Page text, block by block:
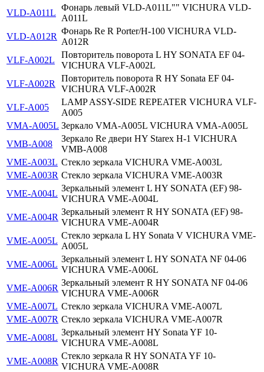
VLD-A011L
Фонарь левый VLD-A011L"" VICHURA VLD-
A011L
VLD-A012R
Фонарь Re R Porter/H-100 VICHURA VLD-
A012R
VLF-A002L
Повторитель поворота L HY SONATA EF 04-
VICHURA VLF-A002L
VLF-A002R
Повторитель поворота R HY Sonata EF 04-
VICHURA VLF-A002R
VLF-A005
LAMP ASSY-SIDE REPEATER VICHURA VLF-
A005
VMA-A005L Зеркало VMA-A005L VICHURA VMA-A005L
VMB-A008
Зеркало Re двери HY Starex H-1 VICHURA
VMB-A008
VME-A003L Стекло зеркала VICHURA VME-A003L
VME-A003R Стекло зеркала VICHURA VME-A003R
VME-A004L
Зеркальный элемент L HY SONATA (EF) 98-
VICHURA VME-A004L
VME-A004R
Зеркальный элемент R HY SONATA (EF) 98-
VICHURA VME-A004R
VME-A005L
Стекло зеркала L HY Sonata V VICHURA VME-
A005L
VME-A006L
Зеркальный элемент L HY SONATA NF 04-06
VICHURA VME-A006L
VME-A006R
Зеркальный элемент R HY SONATA NF 04-06
VICHURA VME-A006R
VME-A007L Стекло зеркала VICHURA VME-A007L
VME-A007R Стекло зеркала VICHURA VME-A007R
VME-A008L
Зеркальный элемент HY Sonata YF 10-
VICHURA VME-A008L
VME-A008R
Стекло зеркала R HY SONATA YF 10-
VICHURA VME-A008R